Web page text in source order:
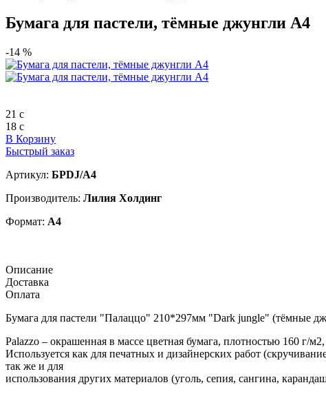
Бумага для пастели, тёмные джунгли А4
-14 %
21 c
18 c
В Корзину
Быстрый заказ
Артикул: БPDJ/А4
Производитель: Лилия Холдинг
Формат: А4
Описание
Доставка
Оплата
Бумага для пастели "Палаццо" 210*297мм "Dark jungle" (тёмные
Palazzo – окрашенная в массе цветная бумага, плотностью 160 г/
Используется как для печатных и дизайнерских работ
так же и для
использования других материалов (уголь, сепия, сангина,